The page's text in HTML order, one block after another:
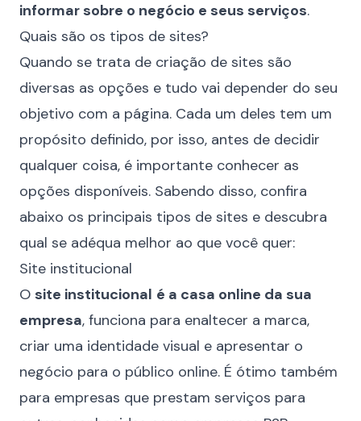
informar sobre o negócio e seus serviços.
Quais são os tipos de sites?
Quando se trata de criação de sites são
diversas as opções e tudo vai depender do seu
objetivo com a página. Cada um deles tem um
propósito definido, por isso, antes de decidir
qualquer coisa, é importante conhecer as
opções disponíveis. Sabendo disso, confira
abaixo os principais tipos de sites e descubra
qual se adéqua melhor ao que você quer:
Site institucional
O site institucional é a casa online da sua
empresa, funciona para enaltecer a marca,
criar uma identidade visual e apresentar o
negócio para o público online. É ótimo também
para empresas que prestam serviços para